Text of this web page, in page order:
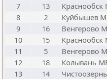
7
13 Краснообск
8
2 Куйбышев
9
16 Венгерово
10
15
11
5
12
18 Колывань
13
14